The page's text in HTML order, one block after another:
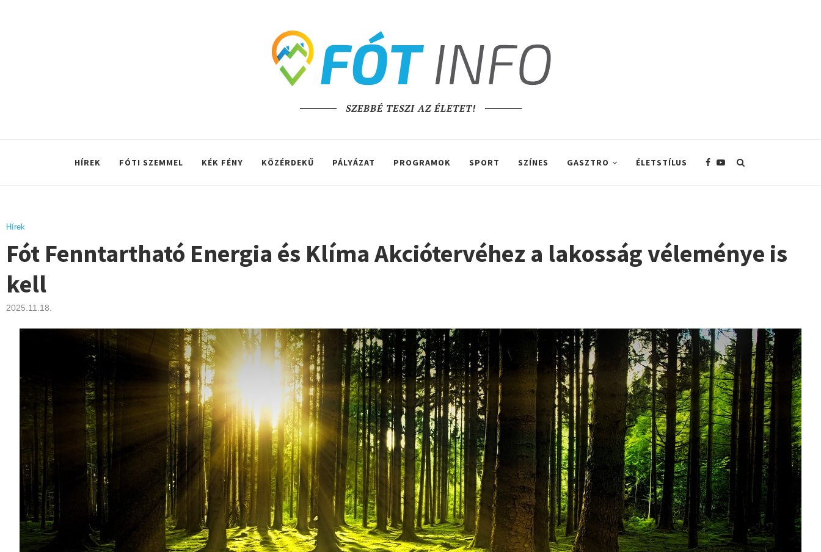
SZEBBÉ TESZI AZ ÉLETET!
HÍREK FÓTI SZEMMEL KÉK FÉNY KÖZÉRDEKŰ PÁLYÁZAT PROGRAMOK SPORT SZÍNES GASZTRO ÉLETSTÍLUS
Hírek
Fót Fenntartható Energia és Klíma Akciótervéhez a lakosság véleménye is
kell
2025.11.18.